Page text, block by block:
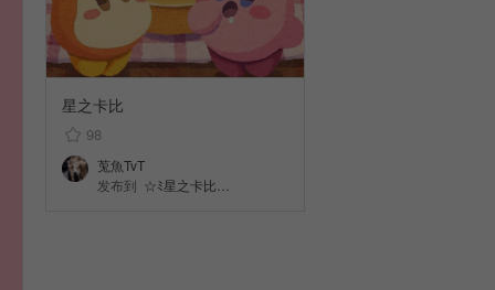
星之卡比
98
莵魚TvT
发布到 ☆ﾐ星之卡比…